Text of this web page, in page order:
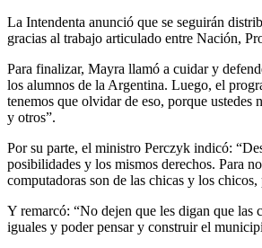
La Intendenta anunció que se seguirán
gracias al trabajo articulado entre Nación,
Para finalizar, Mayra llamó a cuidar y
los alumnos de la Argentina. Luego, el
tenemos que olvidar de eso, porque
y otros”.
Por su parte, el ministro Perczyk indicó:
posibilidades y los mismos derechos. Para
computadoras son de las chicas y los
Y remarcó: “No dejen que les digan que las
iguales y poder pensar y construir el